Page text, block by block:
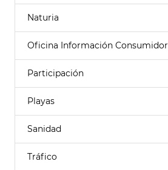
Naturia
Oficina Información Consumidor
Participación
Playas
Sanidad
Tráfico